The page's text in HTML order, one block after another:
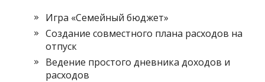
Игра «Семейный бюджет»
Создание совместного плана расходов на
отпуск
Ведение простого дневника доходов и
расходов